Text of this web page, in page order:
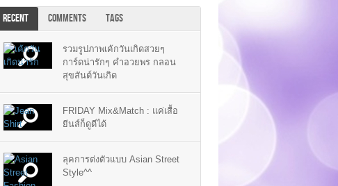
RECENT COMMENTS TAGS
รวมรูปภาพเค้กวันเกิดสวยๆ
การ์ดน่ารักๆ คำอวยพร กลอน
สุขสันต์วันเกิด
FRIDAY Mix&Match : แค่เสื้อ
ยีนส์ก็ดูดีได้
ลุคการต่งตัวแบบ Asian Street
Style^^